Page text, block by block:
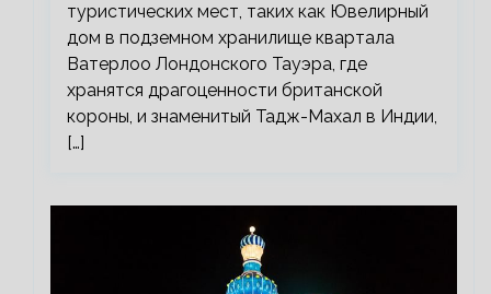
туристических мест, таких как Ювелирный
дом в подземном хранилище квартала
Ватерлоо Лондонского Тауэра, где
хранятся драгоценности британской
короны, и знаменитый Тадж-Махал в Индии,
[…]